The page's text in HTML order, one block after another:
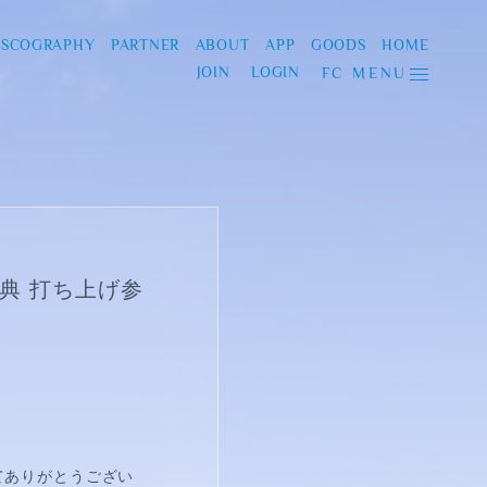
PARTNER ABOUT APP GOODS
HOME
JOIN
LOGIN FC MENU
打ち上げ参
りがとうござい